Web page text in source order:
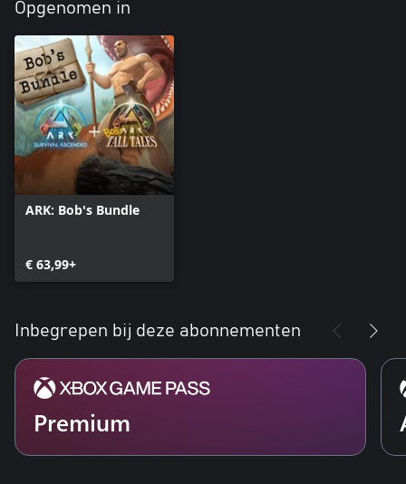
Opgenomen in
ARK: Bob's Bundle
€ 63,99+
Inbegrepen bij deze abonnementen
Premium